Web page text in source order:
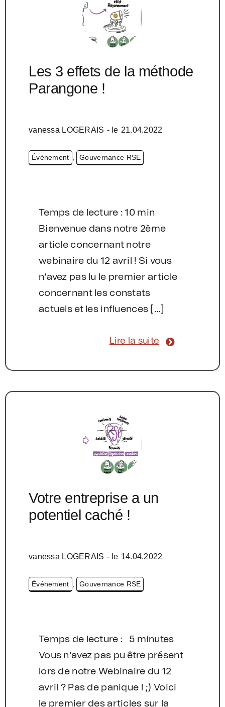
Les 3 effets de la méthode
Parangone !
vanessa LOGERAIS - le 21.04.2022
Événement , Gouvernance RSE
Temps de lecture : 10 min
Bienvenue dans notre 2ème
article concernant notre
webinaire du 12 avril ! Si vous
n’avez pas lu le premier article
concernant les constats
actuels et les influences [...]
Lire la suite
Votre entreprise a un
potentiel caché !
vanessa LOGERAIS - le 14.04.2022
Événement , Gouvernance RSE
Temps de lecture : 5 minutes
Vous n’avez pas pu être présent
lors de notre Webinaire du 12
avril ? Pas de panique ! ;) Voici
le premier des articles sur la